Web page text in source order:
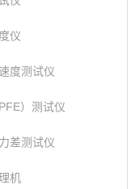
仪
度测试仪
）测试仪
差测试仪
机